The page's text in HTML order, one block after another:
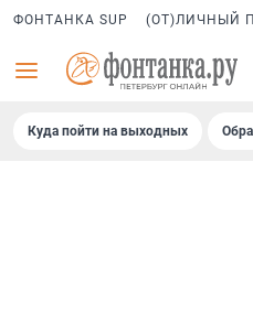
ФОНТАНКА SUP (ОТ)ЛИЧНЫЙ
Куда пойти на выходных